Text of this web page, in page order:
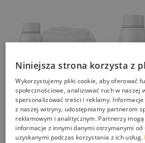
NANOBAUER ROCK
nanoimpregnat do kamienia
naturalnego marmur granit
Niniejsza strona korzysta z
Wykorzystujemy pliki cookie, aby oferować
społecznościowe, analizować ruch w naszej
spersonalizować treści i reklamy.
z naszej witryny, udostępniamy partnerom
reklamowym i analitycznym. Partnerzy mogą
informacje z innymi danymi otrzymanymi od
uzyskanymi podczas korzystania z ich usług.